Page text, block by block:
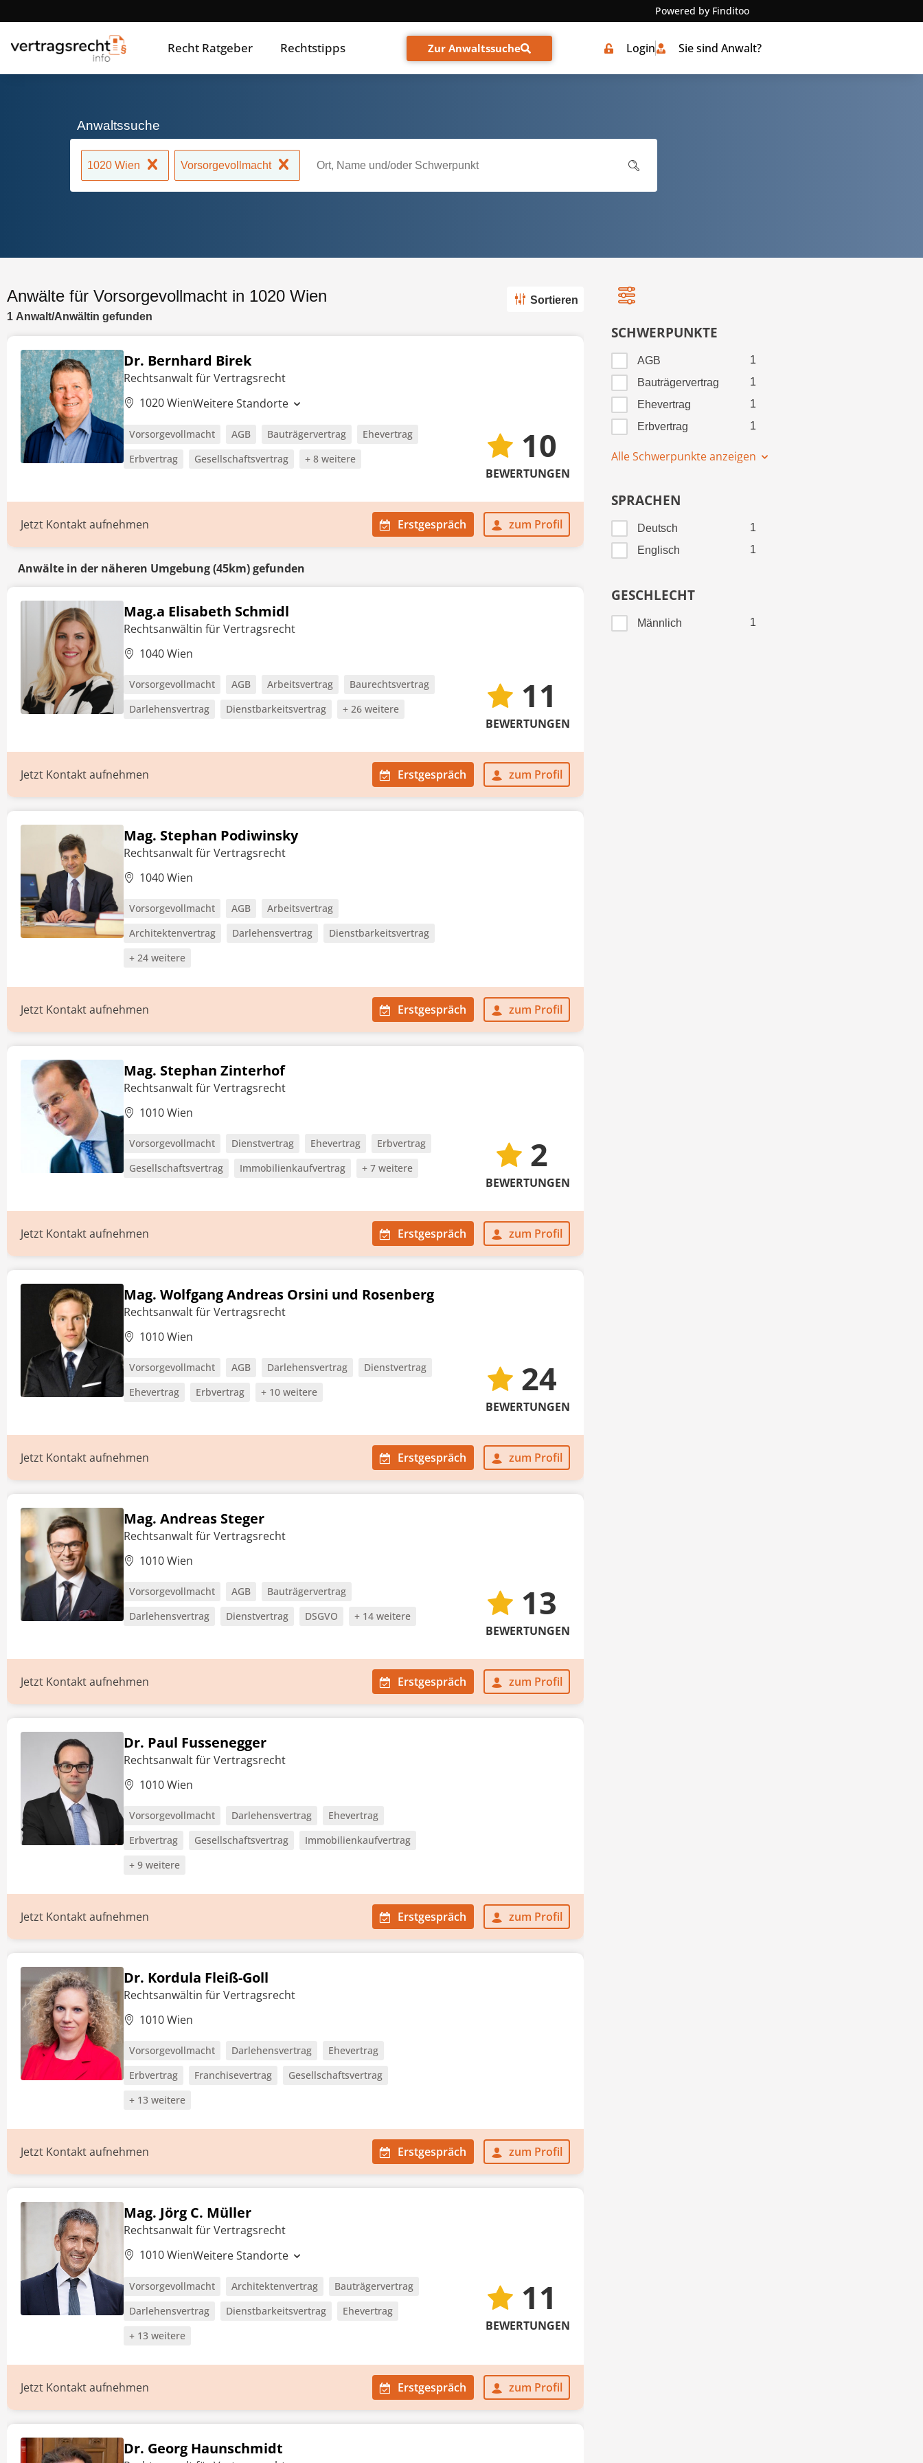
Powered by Finditoo
Recht Ratgeber Rechtstipps Zur Anwaltssuche Login Sie sind Anwalt?
Anwaltssuche
1020 Wien Vorsorgevollmacht
Anwälte für Vorsorgevollmacht in 1020 Wien
1 Anwalt/Anwältin gefunden
Sortieren
Dr. Bernhard Birek
Rechtsanwalt für Vertragsrecht
1020 WienWeitere Standorte
Vorsorgevollmacht AGB Bauträgervertrag
Ehevertrag
Erbvertrag
Gesellschaftsvertrag + 8 weitere 10
BEWERTUNGEN
Jetzt Kontakt aufnehmen Erstgespräch zum Profil
Anwälte in der näheren Umgebung (45km) gefunden
Mag.a Elisabeth Schmidl
Rechtsanwältin für Vertragsrecht
1040 Wien
Vorsorgevollmacht AGB Arbeitsvertrag
Baurechtsvertrag
Darlehensvertrag
Dienstbarkeitsvertrag + 26 weitere 11
BEWERTUNGEN
Jetzt Kontakt aufnehmen Erstgespräch zum Profil
Mag. Stephan Podiwinsky
Rechtsanwalt für Vertragsrecht
1040 Wien
Vorsorgevollmacht AGB
Arbeitsvertrag
Architektenvertrag
Darlehensvertrag
Dienstbarkeitsvertrag
+ 24 weitere
Jetzt Kontakt aufnehmen Erstgespräch zum Profil
Mag. Stephan Zinterhof
Rechtsanwalt für Vertragsrecht
1010 Wien
Vorsorgevollmacht Dienstvertrag Ehevertrag
Erbvertrag
Gesellschaftsvertrag
Immobilienkaufvertrag + 7 weitere 2
BEWERTUNGEN
Jetzt Kontakt aufnehmen Erstgespräch zum Profil
Mag. Wolfgang Andreas Orsini und Rosenberg
Rechtsanwalt für Vertragsrecht
1010 Wien
Vorsorgevollmacht AGB Darlehensvertrag
Dienstvertrag
Ehevertrag
Erbvertrag + 10 weitere 24
BEWERTUNGEN
Jetzt Kontakt aufnehmen Erstgespräch zum Profil
Mag. Andreas Steger
Rechtsanwalt für Vertragsrecht
1010 Wien
Vorsorgevollmacht AGB
Bauträgervertrag
Darlehensvertrag
Dienstvertrag DSGVO + 14 weitere 13
BEWERTUNGEN
Jetzt Kontakt aufnehmen Erstgespräch zum Profil
Dr. Paul Fussenegger
Rechtsanwalt für Vertragsrecht
1010 Wien
Vorsorgevollmacht Darlehensvertrag
Ehevertrag
Erbvertrag
Gesellschaftsvertrag
Immobilienkaufvertrag
+ 9 weitere
Jetzt Kontakt aufnehmen Erstgespräch zum Profil
Dr. Kordula Fleiß-Goll
Rechtsanwältin für Vertragsrecht
1010 Wien
Vorsorgevollmacht Darlehensvertrag
Ehevertrag
Erbvertrag
Franchisevertrag
Gesellschaftsvertrag
+ 13 weitere
Jetzt Kontakt aufnehmen Erstgespräch zum Profil
Mag. Jörg C. Müller
Rechtsanwalt für Vertragsrecht
1010 WienWeitere Standorte
Vorsorgevollmacht Architektenvertrag
Bauträgervertrag
Darlehensvertrag
Dienstbarkeitsvertrag
Ehevertrag
+ 13 weitere
11
BEWERTUNGEN
Jetzt Kontakt aufnehmen Erstgespräch zum Profil
Dr. Georg Haunschmidt
SCHWERPUNKTE
AGB
1
Bauträgervertrag
1
Ehevertrag
1
Erbvertrag
1
Alle Schwerpunkte anzeigen
SPRACHEN
Deutsch
1
Englisch
1
GESCHLECHT
Männlich 1